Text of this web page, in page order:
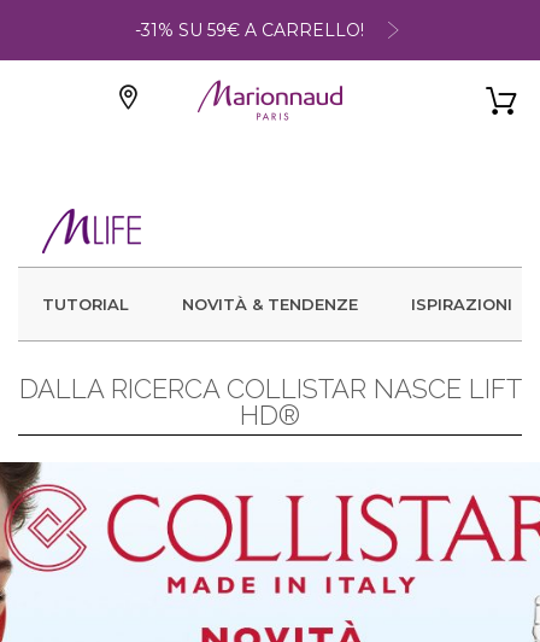
-31% SU 59€ A CARRELLO!
TUTORIAL NOVITÀ & TENDENZE ISPIRAZIONI
DALLA RICERCA COLLISTAR NASCE LIFT
HD®